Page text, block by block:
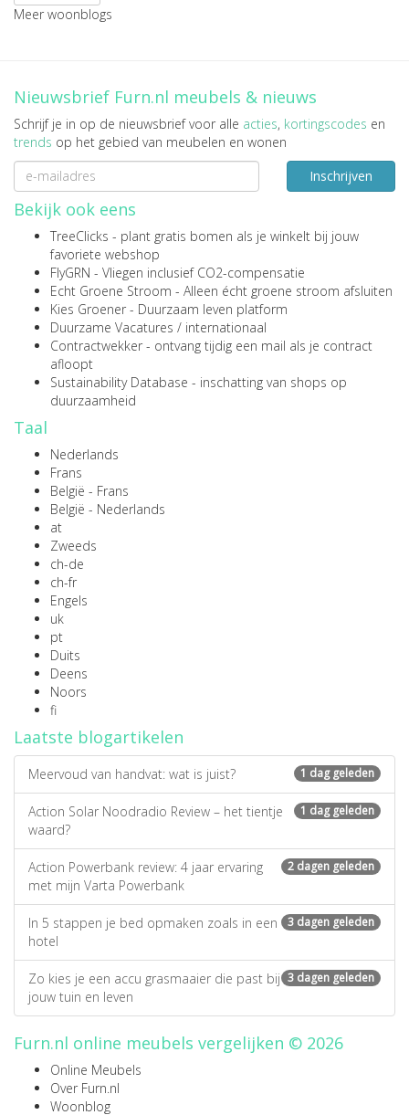
Meer woonblogs
Nieuwsbrief Furn.nl meubels & nieuws
Schrijf je in op de nieuwsbrief voor alle acties, kortingscodes en
trends op het gebied van meubelen en wonen
Inschrijven
Bekijk ook eens
TreeClicks - plant gratis bomen als je winkelt bij jouw
favoriete webshop
FlyGRN - Vliegen inclusief CO2-compensatie
Echt Groene Stroom - Alleen écht groene stroom afsluiten
Kies Groener - Duurzaam leven platform
Duurzame Vacatures / internationaal
Contractwekker - ontvang tijdig een mail als je contract
afloopt
Sustainability Database - inschatting van shops op
duurzaamheid
Taal
Nederlands
Frans
België - Frans
België - Nederlands
at
Zweeds
ch-de
ch-fr
Engels
uk
pt
Duits
Deens
Noors
fi
Laatste blogartikelen
1 dag geleden
Meervoud van handvat: wat is juist?
1 dag geleden
Action Solar Noodradio Review – het tientje
waard?
2 dagen geleden
Action Powerbank review: 4 jaar ervaring
met mijn Varta Powerbank
3 dagen geleden
In 5 stappen je bed opmaken zoals in een
hotel
3 dagen geleden
Zo kies je een accu grasmaaier die past bij
jouw tuin en leven
Furn.nl online meubels vergelijken © 2026
Online Meubels
Over Furn.nl
Woonblog